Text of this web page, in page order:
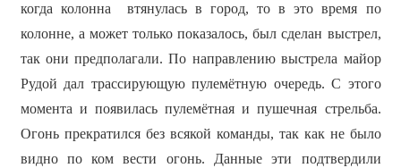
когда колонна втянулась в город, то в это время по
колонне, а может только показалось, был сделан выстрел,
так они предполагали. По направлению выстрела майор
Рудой дал трассирующую пулемётную очередь. С этого
момента и появилась пулемётная и пушечная стрельба.
Огонь прекратился без всякой команды, так как не было
видно по ком вести огонь. Данные эти подтвердили